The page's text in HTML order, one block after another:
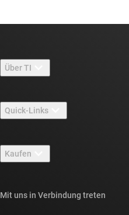
Über TI
Stellenangebote
Newsroom
Veranstaltungen
Quick-Links
TI E2E™-Design-Support-Foren
Querverweis-Suche
Kaufen
Mit uns in Verbindung treten